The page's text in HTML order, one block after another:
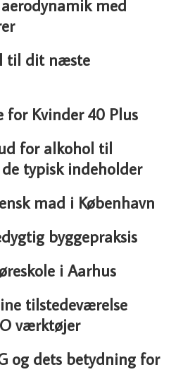
med
til dit næste
for Kvinder 40 Plus
for alkohol til
typisk indeholder
mad i København
byggepraksis
i Aarhus
tilstedeværelse
værktøjer
og dets betydning for